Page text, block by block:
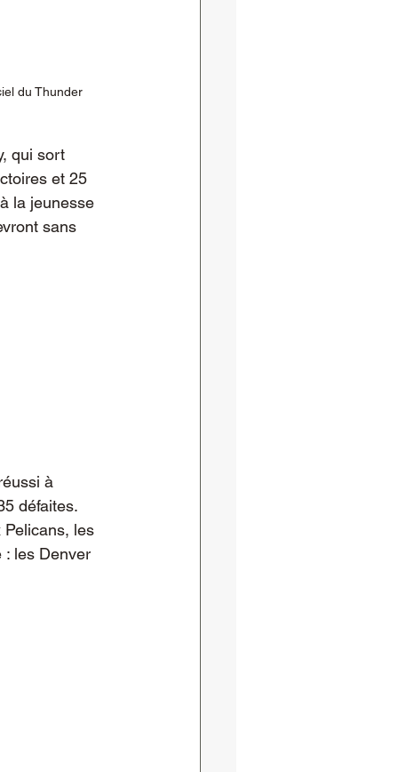
du Thunder
qui sort
et 25
la jeunesse
sans
à
défaites.
les
: les Denver